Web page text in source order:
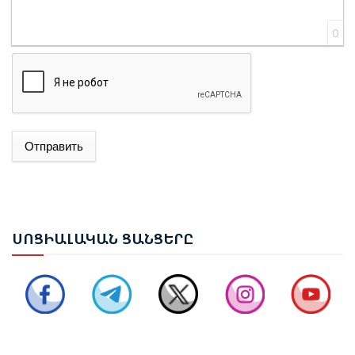
0
Отправить
ՍՈՑԻԱԼԱԿԱՆ ՑԱՆՑԵՐԸ
ՆԱԽԱԳԱՀ ՎԱՀԱԳՆ ԽԱՉԱՏՈՒՐՅԱՆԸ ՍՏՈՐԱԳՐԵՑ
ՄԱՍԻՆ ՀՐԱՄԱՆԱԳԻՐԸ